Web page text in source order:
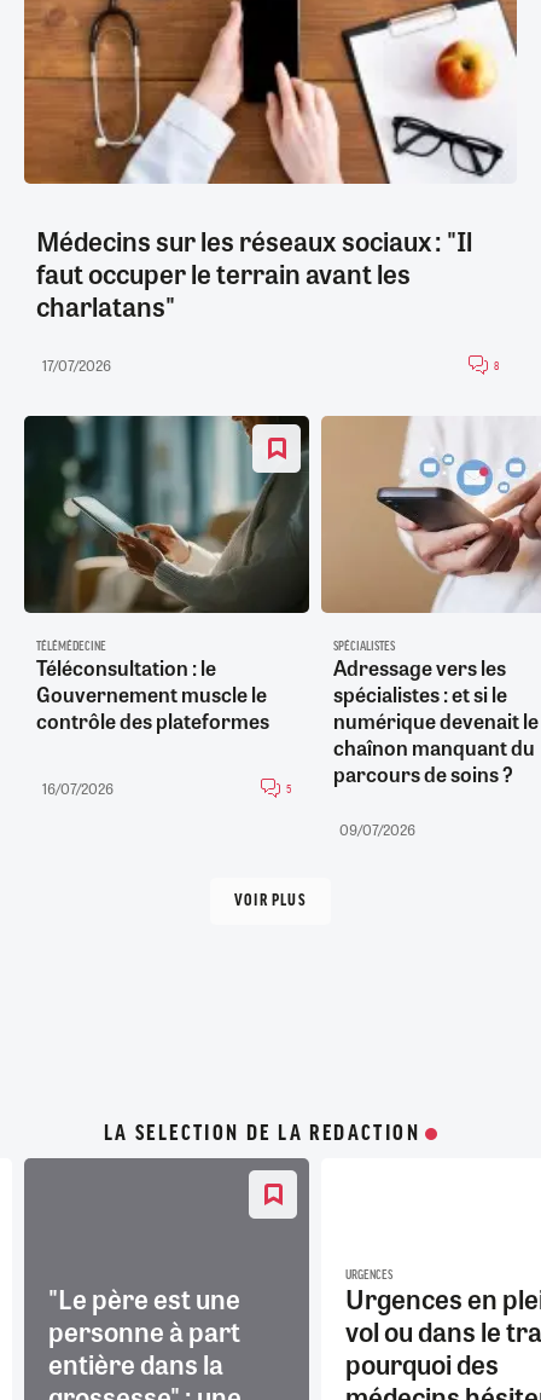
Médecins sur les réseaux sociaux : "Il
faut occuper le terrain avant les
charlatans"
17/07/2026 8
TÉLÉMÉDECINE
Téléconsultation : le
Gouvernement muscle le
contrôle des plateformes
16/07/2026 5
SPÉCIALISTES
Adressage vers les
spécialistes : et si le
numérique devenait le
chaînon manquant du
parcours de soins ?
09/07/2026
VOIR PLUS
LA SELECTION DE LA REDACTION
"Le père est une
personne à part
entière dans la
URGENCES
Urgences en
vol ou dans le
pourquoi des